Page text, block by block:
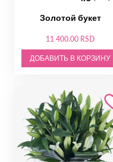
Золотой букет
11 400.00 RSD
ДОБАВИТЬ В КОРЗИНУ